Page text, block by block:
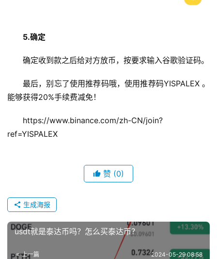
5.确定
确定收到款之后给对方放币，按要求输入谷歌验证码。
最后，别忘了使用推荐码哦，使用推荐码YISPALEX 。
能够获得20%手续费减免！
https://www.binance.com/zh-CN/join?
ref=YISPALEX
赞 (0)
生成海报
usdt就是泰达币吗？怎么买泰达币？
上一篇 2024-05-29 08:58